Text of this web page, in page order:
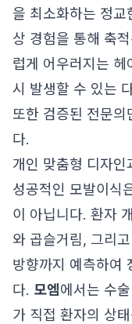
을 최소화하는 정교
상 경험을 통해 축
럽게 어우러지는 헤
시 발생할 수 있는
또한 검증된 전문의
다.
개인 맞춤형 디자인
성공적인 모발이식
이 아닙니다. 환자
와 곱슬거림, 그리
방향까지 예측하여
다. 모엠에서는 수
가 직접 환자의 상